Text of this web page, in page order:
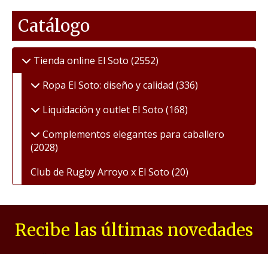
Catálogo
Tienda online El Soto (2552)
Ropa El Soto: diseño y calidad (336)
Liquidación y outlet El Soto (168)
Complementos elegantes para caballero
(2028)
Club de Rugby Arroyo x El Soto (20)
Recibe las últimas novedades